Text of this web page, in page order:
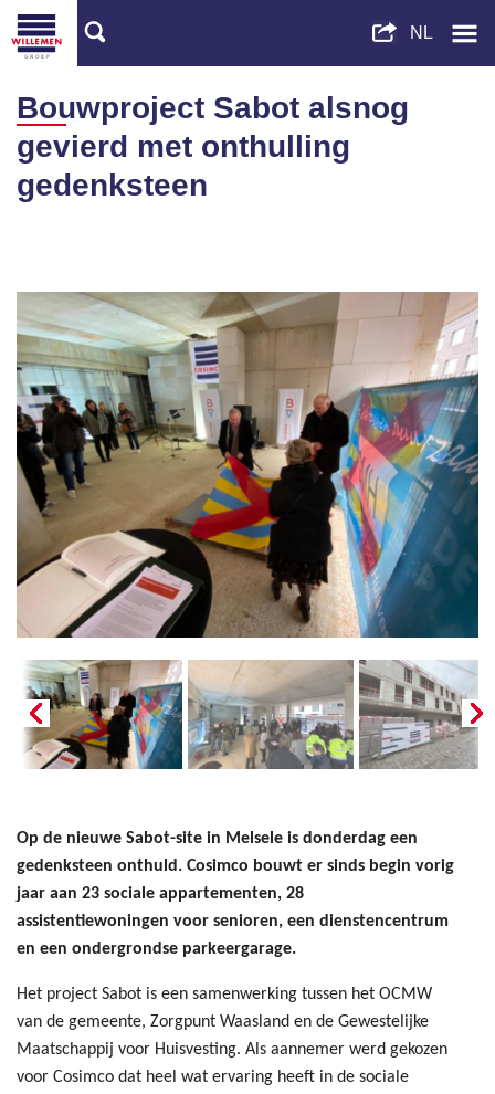
Bouwproject Sabot alsnog
gevierd met onthulling
gedenksteen
Op de nieuwe Sabot-site in Melsele is donderdag een
gedenksteen onthuld. Cosimco bouwt er sinds begin vorig
jaar aan 23 sociale appartementen, 28
assistentiewoningen voor senioren, een dienstencentrum
en een ondergrondse parkeergarage.
Het project Sabot is een samenwerking tussen het OCMW
van de gemeente, Zorgpunt Waasland en de Gewestelijke
Maatschappij voor Huisvesting. Als aannemer werd gekozen
voor Cosimco dat heel wat ervaring heeft in de sociale